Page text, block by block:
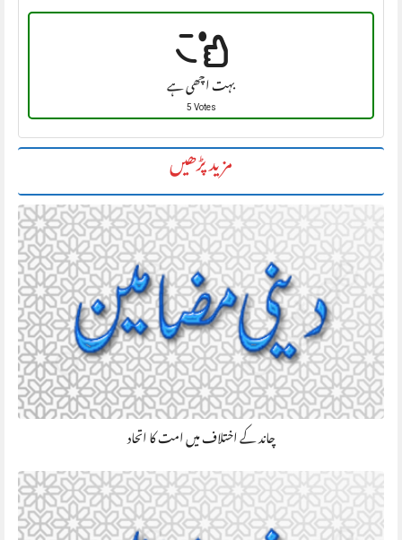
بہت اچھی ہے
5 Votes
مزید پڑھیں
چاند کے اختلاف میں امت کا اتحاد